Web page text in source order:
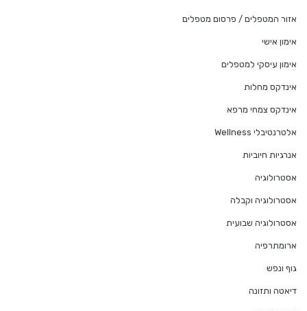
אזור המטפלים / פרסום מטפלים
אימון אישי
אימון עיסקי למטפלים
אינדקס מחלות
אינדקס צמחי מרפא
אלטרנטיבלי Wellness
אנרגיות חיוביות
אסטרולוגיה
אסטרולוגיה וקבלה
אסטרולוגיה שבועית
ארומתרפיה
גוף ונפש
דיאטה ותזונה